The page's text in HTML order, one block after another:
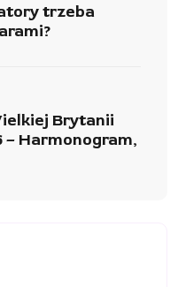
trzeba
Brytanii
– Harmonogram,